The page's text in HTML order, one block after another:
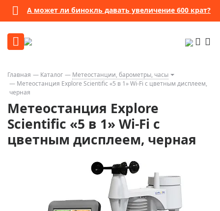
А может ли бинокль давать увеличение 600 крат?
Главная Каталог
Метеостанции, барометры, часы
Метеостанция Explore Scientific «5 в 1» Wi-Fi с цветным дисплеем,
черная
Метеостанция Explore
Scientific «5 в 1» Wi-Fi с
цветным дисплеем, черная